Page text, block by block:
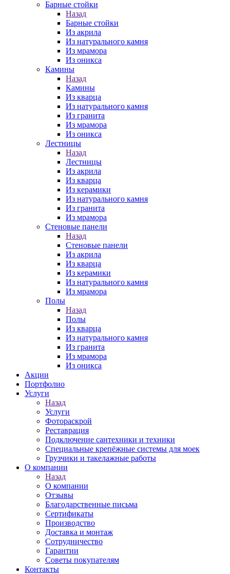
Барные стойки
Назад
Барные стойки
Из акрила
Из натурального камня
Из мрамора
Из оникса
Камины
Назад
Камины
Из кварца
Из натурального камня
Из гранита
Из мрамора
Из оникса
Лестницы
Назад
Лестницы
Из акрила
Из кварца
Из керамики
Из натурального камня
Из гранита
Из мрамора
Стеновые панели
Назад
Стеновые панели
Из акрила
Из кварца
Из керамики
Из натурального камня
Из мрамора
Полы
Назад
Полы
Из кварца
Из натурального камня
Из гранита
Из мрамора
Из оникса
Акции
Портфолио
Услуги
Назад
Услуги
Фотораскрой
Реставрация
Подключение сантехники и техники
Специальные крепёжные системы для моек
Грузчики и такелажные работы
О компании
Назад
О компании
Отзывы
Благодарственные письма
Сертификаты
Производство
Доставка и монтаж
Сотрудничество
Гарантии
Советы покупателям
Контакты